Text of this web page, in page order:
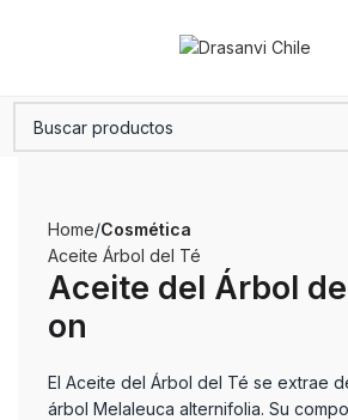
Home Cosmética
Aceite Árbol del Té
Aceite del Árbol
on
El Aceite del Árbol del Té se extrae
árbol Melaleuca alternifolia. Su